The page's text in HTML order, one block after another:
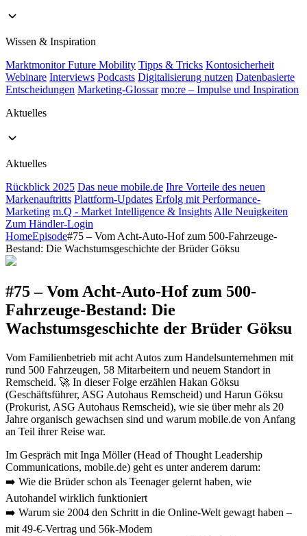
Wissen & Inspiration
Marktmonitor Future Mobility Tipps & Tricks Kontosicherheit
Webinare Interviews Podcasts Digitalisierung nutzen Datenbasierte
Entscheidungen Marketing-Glossar mo:re – Impulse und Inspiration
Aktuelles
Aktuelles
Rückblick 2025 Das neue mobile.de Ihre Vorteile des neuen
Markenauftritts Plattform-Updates Erfolg mit Performance-
Marketing m.Q - Market Intelligence & Insights Alle Neuigkeiten
Zum Händler-Login
HomeEpisode#75 – Vom Acht-Auto-Hof zum 500-Fahrzeuge-
Bestand: Die Wachstumsgeschichte der Brüder Göksu
#75 – Vom Acht-Auto-Hof zum 500-
Fahrzeuge-Bestand: Die
Wachstumsgeschichte der Brüder Göksu
Vom Familienbetrieb mit acht Autos zum Handelsunternehmen mit
rund 500 Fahrzeugen, 58 Mitarbeitern und neuem Standort in
Remscheid. 🚀 In dieser Folge erzählen Hakan Göksu
(Geschäftsführer, ASG Autohaus Remscheid) und Harun Göksu
(Prokurist, ASG Autohaus Remscheid), wie sie über mehr als 20
Jahre organisch gewachsen sind und warum mobile.de von Anfang
an Teil ihrer Reise war.
Im Gespräch mit Inga Möller (Head of Thought Leadership
Communications, mobile.de) geht es unter anderem darum:
➡️ Wie die Brüder schon als Teenager gelernt haben, wie
Autohandel wirklich funktioniert
➡️ Warum sie 2004 den Schritt in die Online-Welt gewagt haben –
mit 49-€-Vertrag und 56k-Modem